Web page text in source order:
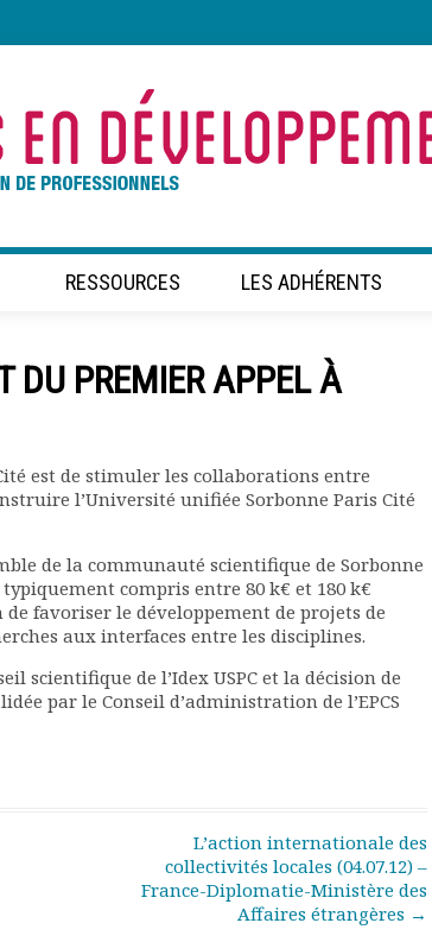
RESSOURCES LES ADHÉRENTS
DU PREMIER APPEL À
est de stimuler les collaborations entre
l’Université unifiée Sorbonne Paris Cité
de la communauté scientifique de Sorbonne
compris entre 80 k€ et 180 k€
favoriser le développement de projets de
aux interfaces entre les disciplines.
scientifique de l’Idex USPC et la décision de
par le Conseil d’administration de l’EPCS
L’action internationale des
collectivités locales (04.07.12) –
France-Diplomatie-Ministère des
Affaires étrangères →